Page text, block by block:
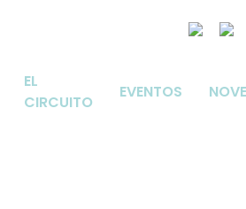
EL
CIRCUITO
EVENTOS